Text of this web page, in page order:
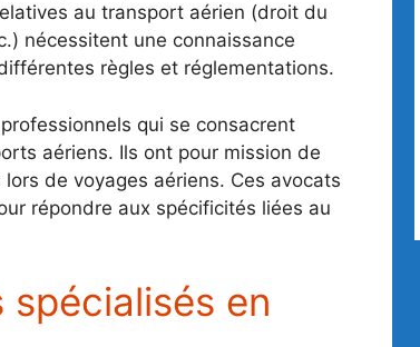
au transport aérien (droit du
nécessitent une connaissance
règles et réglementations.
qui se consacrent
aériens. Ils ont pour mission de
de voyages aériens. Ces avocats
répondre aux spécificités liées au
en